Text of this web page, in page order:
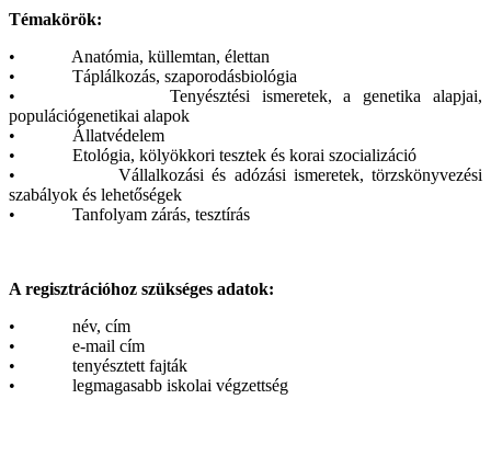
Témakörök:
• Anatómia, küllemtan, élettan
• Táplálkozás, szaporodásbiológia
• Tenyésztési ismeretek, a genetika alapjai,
populációgenetikai alapok
• Állatvédelem
• Etológia, kölyökkori tesztek és korai szocializáció
• Vállalkozási és adózási ismeretek, törzskönyvezési
szabályok és lehetőségek
• Tanfolyam zárás, tesztírás
A regisztrációhoz szükséges adatok:
• név, cím
• e-mail cím
• tenyésztett fajták
• legmagasabb iskolai végzettség